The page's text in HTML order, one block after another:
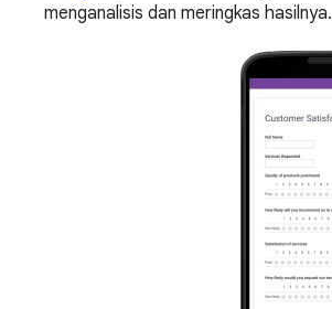
menganalisis dan meringkas hasilnya.